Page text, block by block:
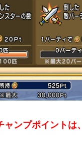
ャンプポイントは